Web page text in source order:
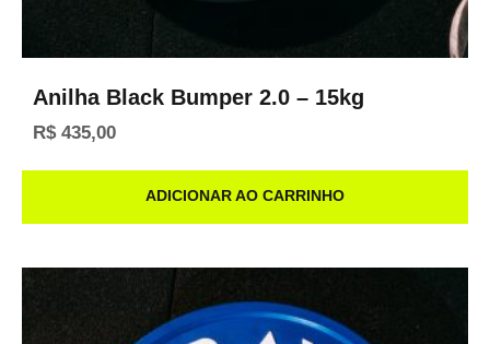
Anilha Black Bumper 2.0 – 15kg
R$435,00
ADICIONAR AO CARRINHO